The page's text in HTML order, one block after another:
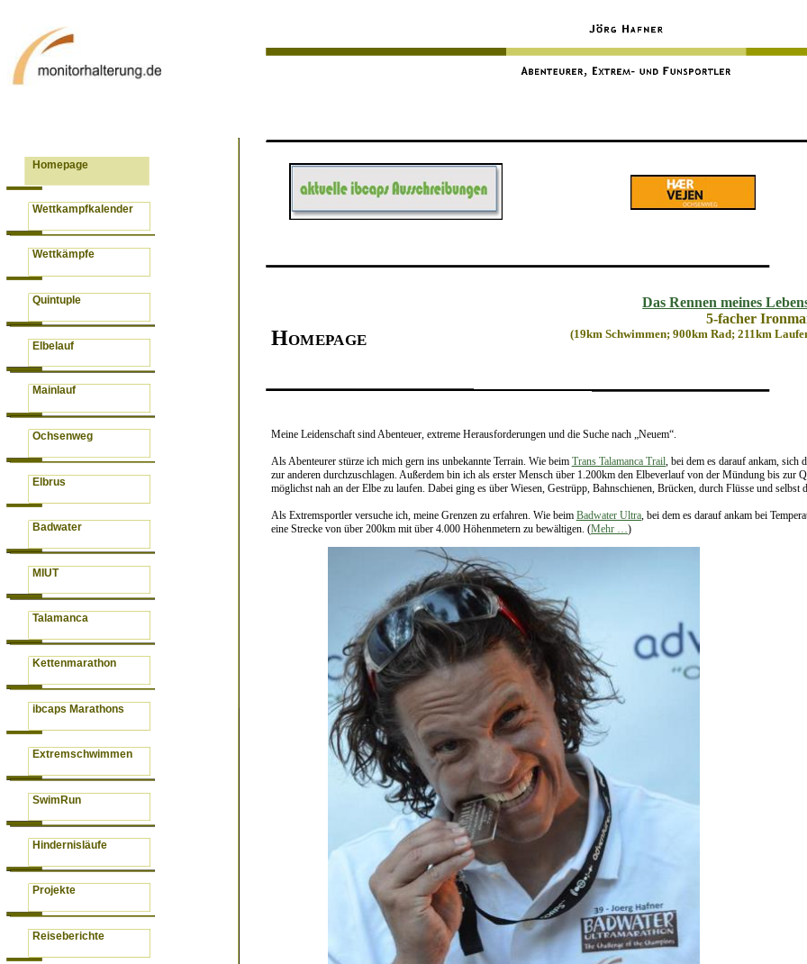
Homepage
Wettkampfkalender
Wettkämpfe
Quintuple
Elbelauf
Mainlauf
Ochsenweg
Elbrus
Badwater
MIUT
Talamanca
Kettenmarathon
ibcaps Marathons
Extremschwimmen
SwimRun
Hindernisläufe
Projekte
Reiseberichte
Homepage
Meine Leidenschaft sind Abenteuer, extreme Herausforderungen und die Suche nach „Neuem“.
Als Abenteurer stürze ich mich gern ins unbekannte Terrain. Wie beim Trans Talamanca Trail, bei dem es darauf ankam, sich
zur anderen durchzuschlagen. Außerdem bin ich als erster Mensch über 1.200km den Elbeverlauf von der Mündung bis zur
möglichst nah an der Elbe zu laufen. Dabei ging es über Wiesen, Gestrüpp, Bahnschienen, Brücken, durch Flüsse und selbst
Als Extremsportler versuche ich, meine Grenzen zu erfahren. Wie beim Badwater Ultra, bei dem es darauf ankam bei
eine Strecke von über 200km mit über 4.000 Höhenmetern zu bewältigen. (Mehr … )
Das Rennen meines
5-facher
(19km Schwimmen; 900km Rad; 211km